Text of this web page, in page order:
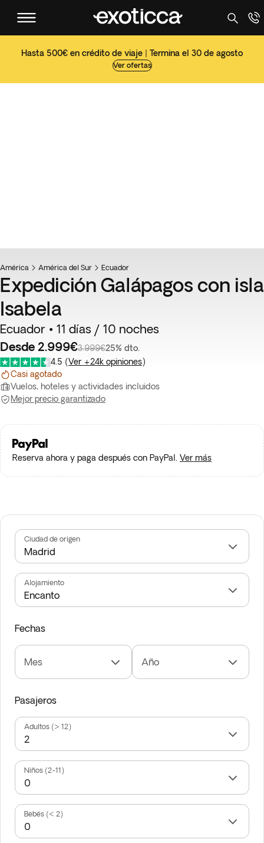
Hasta 500€ en crédito de viaje | Termina el 30 de agosto
Ver ofertas
Top ventas
América América del Sur Ecuador
Expedición Galápagos con isla
Isabela
Ecuador • 11 días / 10 noches
Desde 2.999€3.999€25% dto.
4.5 (Ver +24k opiniones)
Casi agotado
Vuelos, hoteles y actividades incluidos
Mejor precio garantizado
Reserva ahora y paga después con PayPal. Ver más
Ciudad de origen
Alojamiento
Fechas
Mes Año
Pasajeros
Adultos (> 12)
Niños (2-11)
Bebés (< 2)